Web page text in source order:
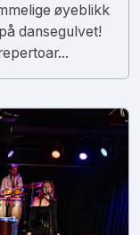
øyeblikk
dansegulvet!